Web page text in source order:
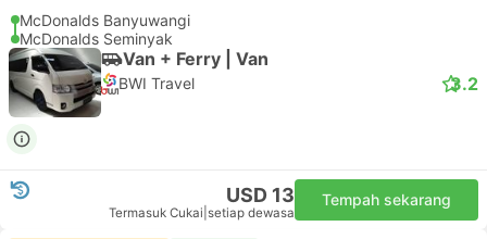
McDonalds Banyuwangi
McDonalds Seminyak
Van + Ferry | Van
BWI Travel 3.2
USD 13
Termasuk Cukai setiap dewasa
Tempah sekarang